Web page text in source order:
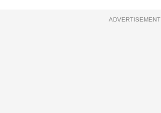
ADVERTISEMENT